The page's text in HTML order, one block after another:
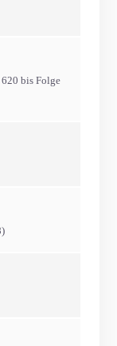
bis Folge